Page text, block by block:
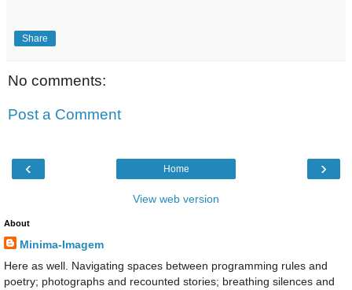
Share
No comments:
Post a Comment
‹ ›
Home
View web version
About
Minima-Imagem
Here as well. Navigating spaces between programming rules and
poetry; photographs and recounted stories; breathing silences and